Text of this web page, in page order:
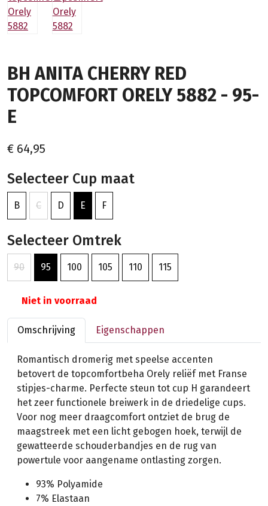
BH ANITA CHERRY RED
TOPCOMFORT ORELY 5882 - 95-
E
€ 64,95
Selecteer Cup maat
B C D E F
Selecteer Omtrek
90 95 100 105 110 115
Niet in voorraad
Omschrijving Eigenschappen
Romantisch dromerig met speelse accenten
betovert de topcomfortbeha Orely reliëf met Franse
stipjes-charme. Perfecte steun tot cup H garandeert
het zeer functionele breiwerk in de driedelige cups.
Voor nog meer draagcomfort ontziet de brug de
maagstreek met een licht gebogen hoek, terwijl de
gewatteerde schouderbandjes en de rug van
powertule voor aangename ontlasting zorgen.
93% Polyamide
7% Elastaan